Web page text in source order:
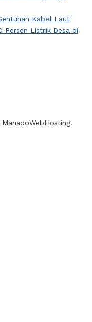
Kabel Laut
Persen Listrik Desa di
ManadoWebHosting.